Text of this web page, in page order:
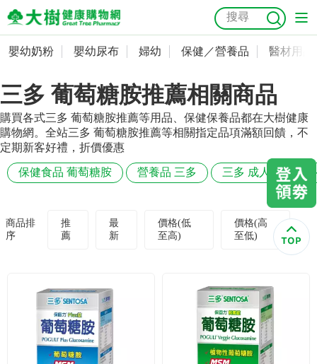
嬰幼奶粉
嬰幼尿布
婦幼
保健／營養品
美容／個人清潔
食品／健康食補
抗菌 尿布 大樹獨家 益生菌 魚油 幼兒米餅 貓砂
奶瓶奶嘴
會員資料及密碼修改
常用收件人清單
訂單查詢
收藏清單
優惠券領取
優惠券查詢
嬰幼奶粉 嬰幼尿布 婦幼 保健／營養品 醫材用品
三多 葡萄糖胺推薦相關商品
購買各式三多 葡萄糖胺推薦等用品、保健保養品都在大樹健康
購物網。全站三多 葡萄糖胺推薦等相關指定品項滿額回饋，不
定期新客好禮，折價優惠
保健食品 葡萄糖胺 營養品 三多 三多 成人 三
商品排
序
推
薦
最
新
價格(低
至高)
價格(高
至低)